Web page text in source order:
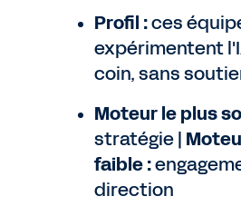
Profil :ces
expérimentent
coin, sans
Moteur le plus
stratégie |
faible :
direction